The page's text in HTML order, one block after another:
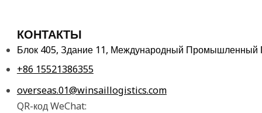
КОНТАКТЫ
Блок 405, Здание 11, Международный Промышленный
+86 15521386355
overseas.01@winsaillogistics.com
QR-код WeChat: